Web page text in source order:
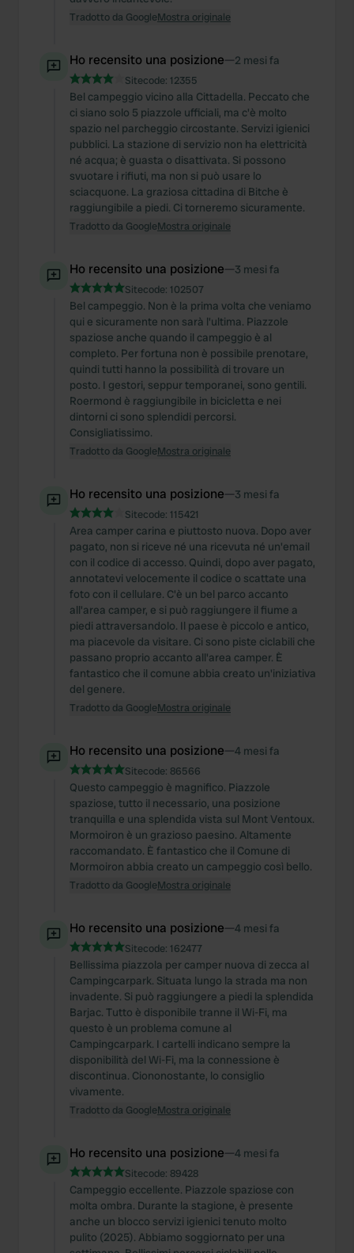
Tradotto da GoogleMostra originale
Ho recensito una posizione—2 mesi fa
Sitecode: 12355
Bel campeggio vicino alla Cittadella. Peccato che
ci siano solo 5 piazzole ufficiali, ma c'è molto
spazio nel parcheggio circostante. Servizi igienici
pubblici. La stazione di servizio non ha elettricità
né acqua; è guasta o disattivata. Si possono
svuotare i rifiuti, ma non si può usare lo
sciacquone. La graziosa cittadina di Bitche è
raggiungibile a piedi. Ci torneremo sicuramente.
Tradotto da GoogleMostra originale
Ho recensito una posizione—3 mesi fa
Sitecode: 102507
Bel campeggio. Non è la prima volta che veniamo
qui e sicuramente non sarà l'ultima. Piazzole
spaziose anche quando il campeggio è al
completo. Per fortuna non è possibile prenotare,
quindi tutti hanno la possibilità di trovare un
posto. I gestori, seppur temporanei, sono gentili.
Roermond è raggiungibile in bicicletta e nei
dintorni ci sono splendidi percorsi.
Consigliatissimo.
Tradotto da GoogleMostra originale
Ho recensito una posizione—3 mesi fa
Sitecode: 115421
Area camper carina e piuttosto nuova. Dopo aver
pagato, non si riceve né una ricevuta né un'email
con il codice di accesso. Quindi, dopo aver pagato,
annotatevi velocemente il codice o scattate una
foto con il cellulare. C'è un bel parco accanto
all'area camper, e si può raggiungere il fiume a
piedi attraversandolo. Il paese è piccolo e antico,
ma piacevole da visitare. Ci sono piste ciclabili che
passano proprio accanto all'area camper. È
fantastico che il comune abbia creato un'iniziativa
del genere.
Tradotto da GoogleMostra originale
Ho recensito una posizione—4 mesi fa
Sitecode: 86566
Questo campeggio è magnifico. Piazzole
spaziose, tutto il necessario, una posizione
tranquilla e una splendida vista sul Mont Ventoux.
Mormoiron è un grazioso paesino. Altamente
raccomandato. È fantastico che il Comune di
Mormoiron abbia creato un campeggio così bello.
Tradotto da GoogleMostra originale
Ho recensito una posizione—4 mesi fa
Sitecode: 162477
Bellissima piazzola per camper nuova di zecca al
Campingcarpark. Situata lungo la strada ma non
invadente. Si può raggiungere a piedi la splendida
Barjac. Tutto è disponibile tranne il Wi-Fi, ma
questo è un problema comune al
Campingcarpark. I cartelli indicano sempre la
disponibilità del Wi-Fi, ma la connessione è
discontinua. Ciononostante, lo consiglio
vivamente.
Tradotto da GoogleMostra originale
Ho recensito una posizione—4 mesi fa
Sitecode: 89428
Campeggio eccellente. Piazzole spaziose con
molta ombra. Durante la stagione, è presente
anche un blocco servizi igienici tenuto molto
pulito (2025). Abbiamo soggiornato per una